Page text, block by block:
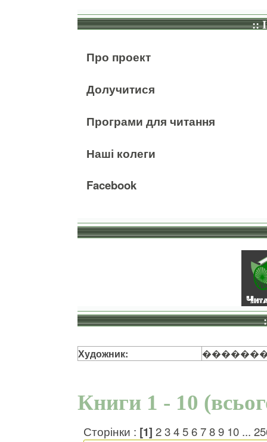
::
Про проект
Долучитися
Програми для читання
Наші колеги
Facebook
Художник:
Книги 1 - 10
Сторінки : [1] 23456789 10 ...